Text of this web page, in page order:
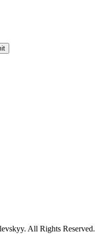
All Rights Reserved.